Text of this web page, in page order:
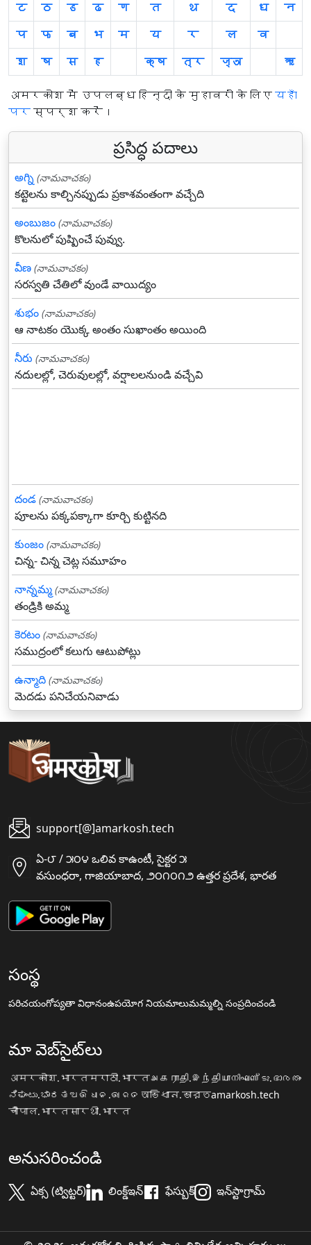
ट
ठ ड ढ ण त थ द ध
न
प
फ ब भ म य र ल
व
श
ष स ह क्ष त्र ज्ञ ऋ
अमरकोश में उपलब्ध हिन्दी के मुहावरों के लिएयहाँ
परस्पर्श करें।
ప్రసిద్ధ పదాలు
అగ్ని (నామవాచకం)
కట్టెలను కాల్చినప్పుడు ప్రకాశవంతంగా వచ్చేది
అంబుజం (నామవాచకం)
కొలనులో పుష్పించే పువ్వు.
వీణ (నామవాచకం)
సరస్వతి చేతిలో వుండే వాయిద్యం
శుభం (నామవాచకం)
ఆ నాటకం యొక్క అంతం సుఖాంతం అయింది
నీరు (నామవాచకం)
నదులల్లో, చెరువులల్లో, వర్షాలలనుండి వచ్చేవి
దండ (నామవాచకం)
పూలను పక్కపక్కాగా కూర్చి కుట్టినది
కుంజం (నామవాచకం)
చిన్న- చిన్న చెట్ల సమూహం
నాన్నమ్మ (నామవాచకం)
తండ్రికి అమ్మ
కెరటం (నామవాచకం)
సముద్రంలో కలుగు ఆటుపోట్లు
ఉన్మాది (నామవాచకం)
మెదడు పనిచేయనివాడు
support[@]amarkosh.tech
ఏ-౮ / ౫౦౪ ఒలివ కాఉంటీ, సైక్టర ౫
వసుంధరా, గాజియాబాద, ౨౦౧౦౧౨ ఉత్తర ప్రదేశ, భారత
సంస్థ
పరిచయంగోప్యతా విధానంఉపయోగ నియమాలుమమ్మల్ని సంప్రదించండి
మా వెబ్‌సైట్‌లు
अमरकोश.भारतमराठी.भारतஅகராதி.இந்தியாനിഘണ്ടു.ഭാരതം
ನಿಘಂಟು.ಭಾರತ ଅଭିଧାନ.ଭାରତ অভিধান.ভারতamarkosh.tech
चौपाल.भारतसारथी.भारत
అనుసరించండి
ఏక్స (ట్విట్టర్) లింక్డ్ఇన్ ఫేస్బుక్ ఇన్‌స్టాగ్రామ్